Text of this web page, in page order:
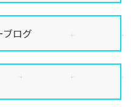
ログ